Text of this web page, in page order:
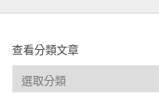
查看分類文章
查
看